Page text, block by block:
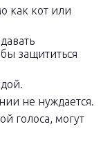
как кот или
защититься
не нуждается.
голоса, могут